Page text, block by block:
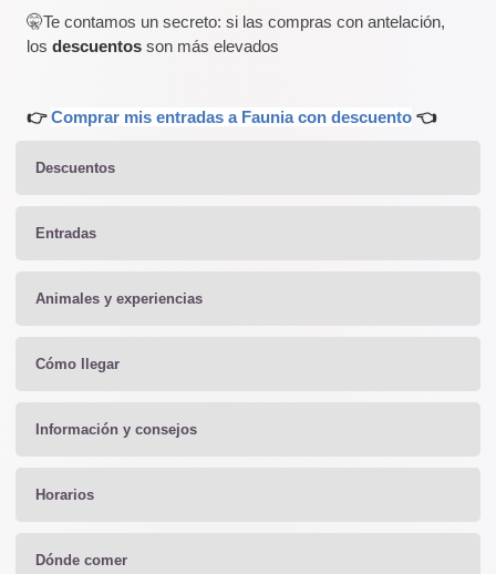
🤫Te contamos un secreto: si las compras con antelación,
losdescuentosson más elevados
👉Comprar mis entradas a Faunia con descuento 👈
Descuentos
Entradas
Animales y experiencias
Cómo llegar
Información y consejos
Horarios
Dónde comer